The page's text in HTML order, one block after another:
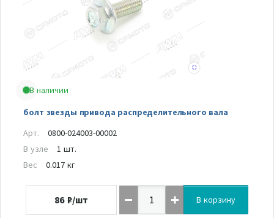
В наличии
болт звезды привода распределительного вала
Арт.
0800-024003-00002
В узле
1 шт.
Вес
0.017 кг
86 ₽/шт В корзину